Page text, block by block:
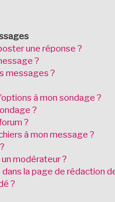
une réponse ?
?
messages ?
à mon sondage ?
?
?
à mon message ?
modérateur ?
la page de rédaction
?